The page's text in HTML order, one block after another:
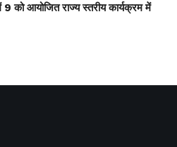
9 को आयोजित राज्य स्तरीय कार्यक्रम में